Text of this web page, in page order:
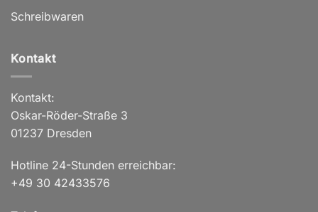
Schreibwaren
Kontakt
Kontakt:
Oskar-Röder-Straße 3
01237 Dresden
Hotline 24-Stunden erreichbar:
+49 30 42433576